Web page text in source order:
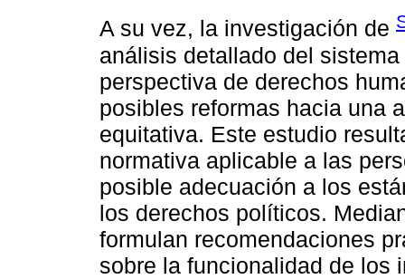
A su vez, la investigación de
análisis detallado del
perspectiva de derechos
posibles reformas hacia una
equitativa. Este estudio
normativa aplicable a las
posible adecuación a los
los derechos políticos.
formulan recomendaciones
sobre la funcionalidad de los